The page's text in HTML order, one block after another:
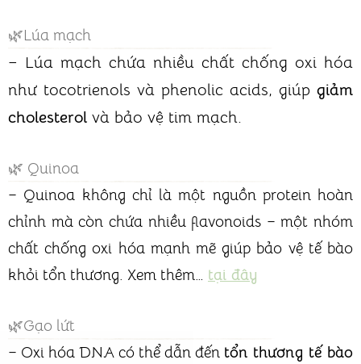
🌿Lúa mạch
– Lúa mạch chứa nhiều chất chống oxi hóa
như tocotrienols và phenolic acids, giúp giảm
cholesterol và bảo vệ tim mạch.
🌿 Quinoa
– Quinoa không chỉ là một nguồn protein hoàn
chỉnh mà còn chứa nhiều flavonoids – một nhóm
chất chống oxi hóa mạnh mẽ giúp bảo vệ tế bào
khỏi tổn thương. Xem thêm… tại đây
🌿Gạo lứt
– Oxi hóa DNA có thể dẫn đến tổn thương tế bào